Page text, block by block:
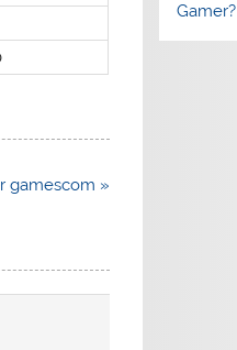
gamescom »
Gamer?